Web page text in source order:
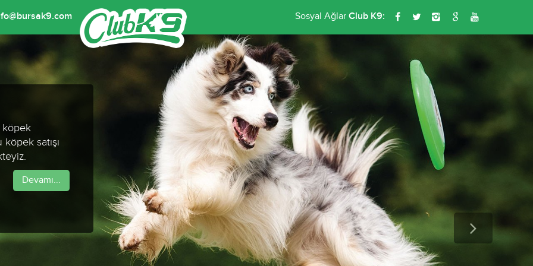
Sosyal AğlarClub K9: